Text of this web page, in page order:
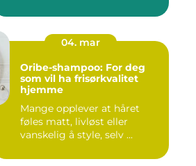
04. mar
Oribe-shampoo: For deg
som vil ha frisørkvalitet
hjemme
Mange opplever at håret
føles matt, livløst eller
vanskelig å style, selv ...